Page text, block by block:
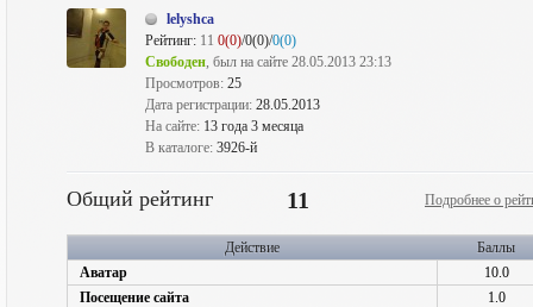
lelyshca
Рейтинг: 11 0(0)/0(0)/0(0)
Свободен, был на сайте 28.05.2013 23:13
Просмотров: 25
Дата регистрации: 28.05.2013
На сайте: 13 года 3 месяца
В каталоге: 3926-й
Общий рейтинг 11 Подробнее о
Действие
Баллы
Аватар
10.0
Посещение сайта
1.0